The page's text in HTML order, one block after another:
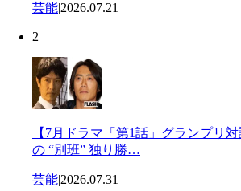
芸能|2026.07.21
2
【7月ドラマ「第1話」グランプリ
の “別班” 独り勝…
芸能|2026.07.31